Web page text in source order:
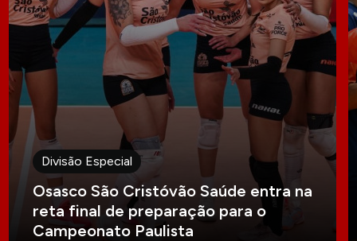
Divisão Especial
Osasco São Cristóvão Saúde entra na
reta final de preparação para o
Campeonato Paulista